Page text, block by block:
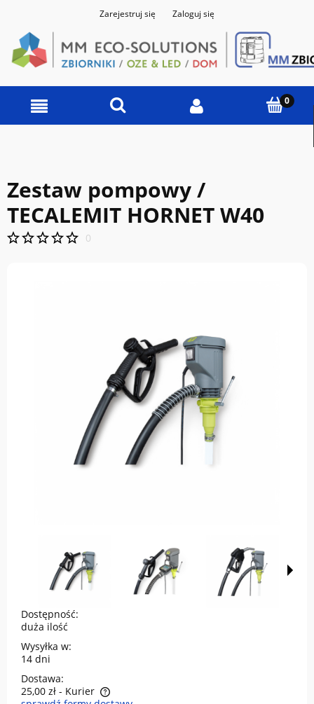
Zarejestruj się Zaloguj się
Zestaw pompowy /
TECALEMIT HORNET W40
0
Dostępność:
duża ilość
Wysyłka w:
14 dni
Dostawa:
25,00 zł - Kurier